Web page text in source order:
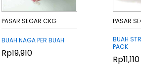
PASAR SEGAR CKG
BUAH NAGA PER BUAH
Rp19,910
Rp19,910
PASAR
BUAH
PACK
Rp11,110
Rp11,110